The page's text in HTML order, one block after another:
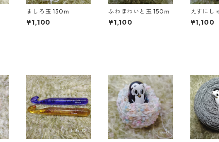
ましろ玉 150m
¥1,100
ふわほわいと玉 150m
¥1,100 ¥1,100